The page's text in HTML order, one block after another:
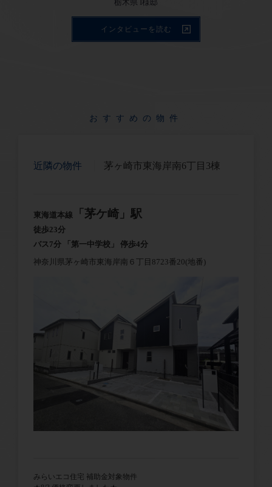
インタビューを読む
おすすめの物件
近隣の物件 茅ヶ崎市東海岸南6丁目3棟
東海道本線 「茅ケ崎」駅
徒歩23分
バス7分 「第一中学校」 停歩4分
神奈川県茅ヶ崎市東海岸南６丁目8723番20(地番)
みらいエコ住宅 補助金対象物件